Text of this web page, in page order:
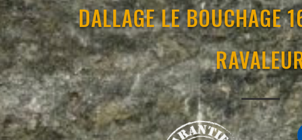
DALLAGE LE BOUCHAGE